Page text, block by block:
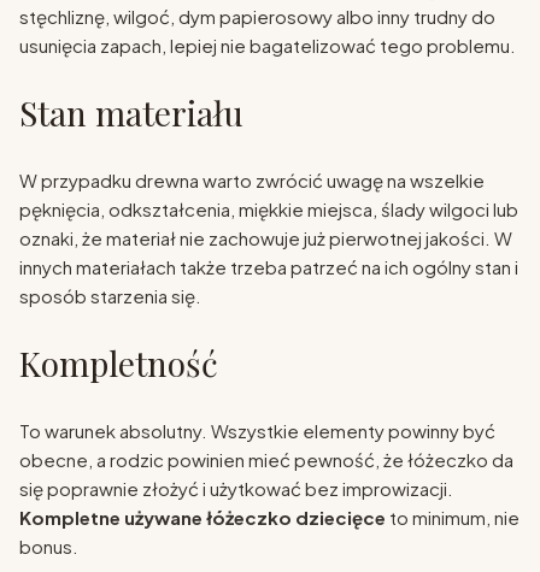
stęchliznę, wilgoć, dym papierosowy albo inny trudny do
usunięcia zapach, lepiej nie bagatelizować tego problemu.
Stan materiału
W przypadku drewna warto zwrócić uwagę na wszelkie
pęknięcia, odkształcenia, miękkie miejsca, ślady wilgoci lub
oznaki, że materiał nie zachowuje już pierwotnej jakości. W
innych materiałach także trzeba patrzeć na ich ogólny stan i
sposób starzenia się.
Kompletność
To warunek absolutny. Wszystkie elementy powinny być
obecne, a rodzic powinien mieć pewność, że łóżeczko da
się poprawnie złożyć i użytkować bez improwizacji.
Kompletne używane łóżeczko dziecięce to minimum, nie
bonus.